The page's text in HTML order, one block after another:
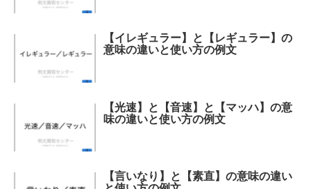
【イレギュラー】と【レギュラー】の
意味の違いと使い方の例文
【光速】と【音速】と【マッハ】の意
味の違いと使い方の例文
【言いなり】と【素直】の意味の違い